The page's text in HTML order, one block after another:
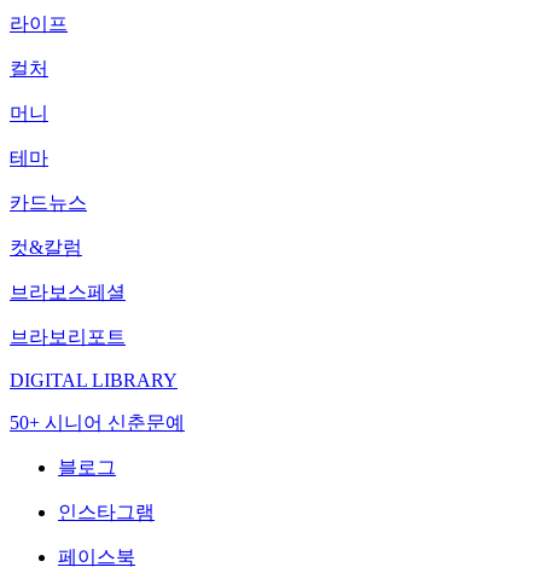
라이프
컬처
머니
테마
카드뉴스
컷&칼럼
브라보스페셜
브라보리포트
DIGITAL LIBRARY
50+ 시니어 신춘문예
블로그
인스타그램
페이스북